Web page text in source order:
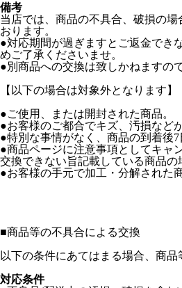
備考
当店では、商品の不具合、破損の
おります。
●対応期間が過ぎますとご返金でき
めご了承くださいませ。
●別商品への交換は致しかねますの
【以下の場合は対象外となります】
●ご使用、または開封された商品。
●お客様のご都合でキズ、汚損など
●特別な事情がなく、商品の到着後7
●商品ページに注意事項としてキャ
交換できない旨記載している商品の
●お客様の手元で加工・分解された商
■商品等の不具合による交換
以下の条件にあてはまる場合、商品
対応条件